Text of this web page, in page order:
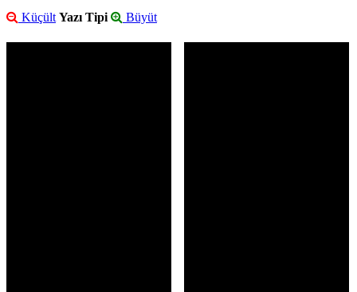
Küçült Yazı Tipi Büyüt